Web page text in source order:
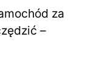
za
–